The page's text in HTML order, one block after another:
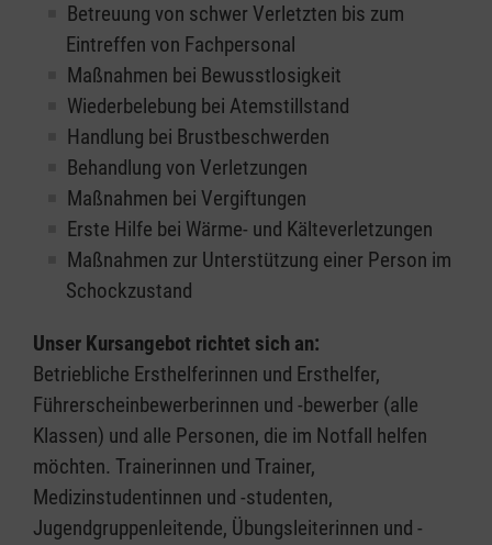
Betreuung von schwer Verletzten bis zum
Eintreffen von Fachpersonal
Maßnahmen bei Bewusstlosigkeit
Wiederbelebung bei Atemstillstand
Handlung bei Brustbeschwerden
Behandlung von Verletzungen
Maßnahmen bei Vergiftungen
Erste Hilfe bei Wärme- und Kälteverletzungen
Maßnahmen zur Unterstützung einer Person im
Schockzustand
Unser Kursangebot richtet sich an:
Betriebliche Ersthelferinnen und Ersthelfer,
Führerscheinbewerberinnen und -bewerber (alle
Klassen) und alle Personen, die im Notfall helfen
möchten. Trainerinnen und Trainer,
Medizinstudentinnen und -studenten,
Jugendgruppenleitende, Übungsleiterinnen und -